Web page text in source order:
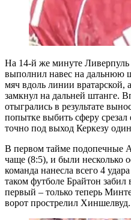
На 14-й же минуте
выполнил навес на дальнюю
мяч вдоль линии вратарской,
замкнул на дальней штанге.
отыгрались в результате
попытке выбить сферу
точно под выход Керкезу
В первом тайме подопечные
чаще (8:5), и были несколько
команда нанесла всего 4
таком футболе Брайтон
первый – только теперь
ворот прострелил